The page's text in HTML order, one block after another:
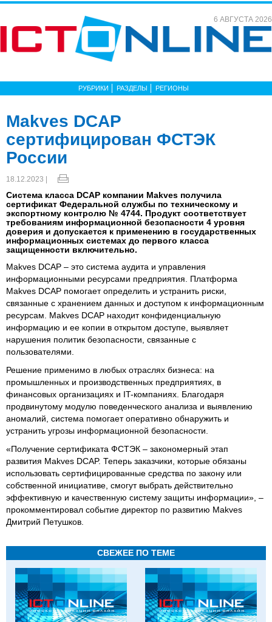
6 АВГУСТА 2026
РУБРИКИ РАЗДЕЛЫ РЕГИОНЫ
Makves DCAP
сертифицирован ФСТЭК
России
18.12.2023 |
Система класса DCAP компании Makves получила
сертификат Федеральной службы по техническому и
экспортному контролю № 4744. Продукт соответствует
требованиям информационной безопасности 4 уровня
доверия и допускается к применению в государственных
информационных системах до первого класса
защищенности включительно.
Makves DCAP – это система аудита и управления
информационными ресурсами предприятия. Платформа
Makves DCAP помогает определить и устранить риски,
связанные с хранением данных и доступом к информационным
ресурсам. Makves DCAP находит конфиденциальную
информацию и ее копии в открытом доступе, выявляет
нарушения политик безопасности, связанные с
пользователями.
Решение применимо в любых отраслях бизнеса: на
промышленных и производственных предприятиях, в
финансовых организациях и IT-компаниях. Благодаря
продвинутому модулю поведенческого анализа и выявлению
аномалий, система помогает оперативно обнаружить и
устранить угрозы информационной безопасности.
«Получение сертификата ФСТЭК – закономерный этап
развития Makves DCAP. Теперь заказчики, которые обязаны
использовать сертифицированные средства по закону или
собственной инициативе, смогут выбрать действительно
эффективную и качественную систему защиты информации», –
прокомментировал событие директор по развитию Makves
Дмитрий Петушков.
СВЕЖЕЕ ПО ТЕМЕ